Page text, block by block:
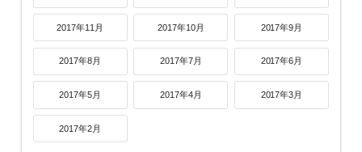
2017年11月 2017年10月 2017年9月
2017年8月 2017年7月 2017年6月
2017年5月 2017年4月 2017年3月
2017年2月